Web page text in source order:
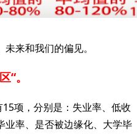
来和我们的偏见。
“。
项，分别是：失业率、低收
业率、是否被边缘化、大学毕